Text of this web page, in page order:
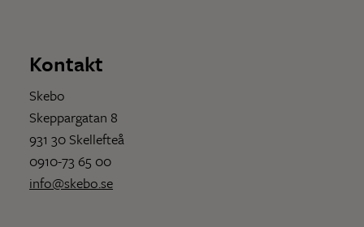
Kontakt
Skebo
Skeppargatan 8
931 30 Skellefteå
0910-73 65 00
info@skebo.se